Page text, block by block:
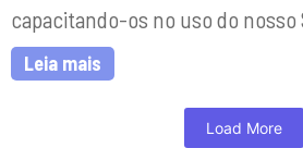
capacitando-os no uso do nosso
Leia mais
Load More